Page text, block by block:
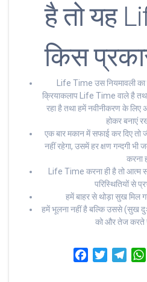
है तो यह
किस
Life Time उस नियमावली
क्रियाकलाप Life Time वाले है
रहा है तथा हमें नवीनीकरण के
होकर बनाएं
एक बार मकान में सफाई कर दिए
नहीं रहेगा, उसमें हर क्षण गन्दगी भी
करना
Life Time करना ही है तो आत्म
परिस्थितियों से
हमें बाहर से थोड़ा सुख मिल
हमें भूलना नहीं है बल्कि उससे (सुख
को और तेज